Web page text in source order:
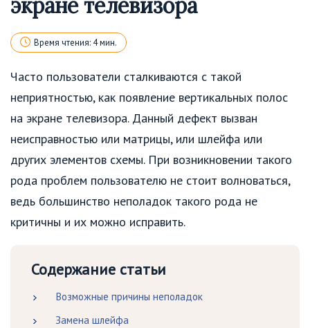
экране телевизора
Время чтения: 4 мин.
Часто пользователи сталкиваются с такой
неприятностью, как появление вертикальных полос
на экране телевизора. Данный дефект вызван
неисправностью или матрицы, или шлейфа или
других элементов схемы. При возникновении такого
рода проблем пользователю не стоит волноваться,
ведь большинство неполадок такого рода не
критичны и их можно исправить.
Содержание статьи
Возможные причины неполадок
Замена шлейфа